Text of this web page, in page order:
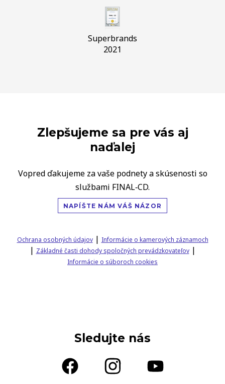
Superbrands
2021
Zlepšujeme sa pre vás aj
naďalej
Vopred ďakujeme za vaše podnety a skúsenosti so
službami FINAL‑CD.
NAPÍŠTE NÁM VÁŠ NÁZOR
Ochrana osobných údajov| Informácie o kamerových záznamoch
| Základné časti dohody spoločných prevádzkovateľov|
Informácie o súboroch cookies
Sledujte nás